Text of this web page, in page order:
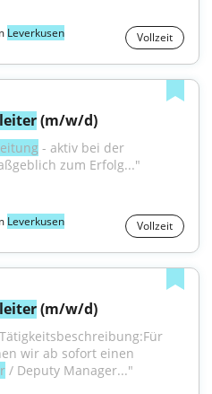
Leverkusen Vollzeit
(m/w/d)
- aktiv bei der
zum Erfolg..."
Leverkusen Vollzeit
(m/w/d)
wir ab sofort einen
/ Deputy Manager..."